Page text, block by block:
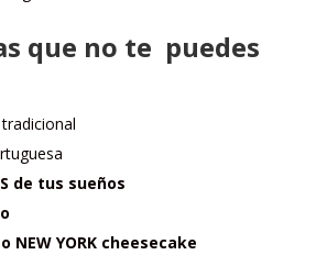
que no te puedes
de tus sueños
NEW YORK cheesecake